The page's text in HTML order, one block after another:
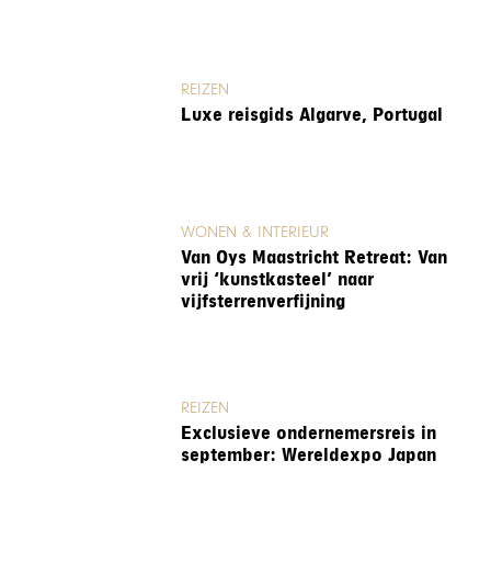
REIZEN
Luxe reisgids Algarve, Portugal
WONEN & INTERIEUR
Van Oys Maastricht Retreat: Van
vrij ‘kunstkasteel’ naar
vijfsterrenverfijning
REIZEN
Exclusieve ondernemersreis in
september: Wereldexpo Japan